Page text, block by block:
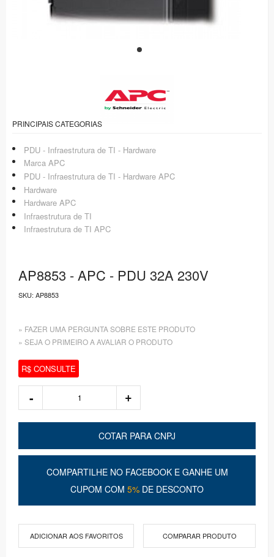
PRINCIPAIS CATEGORIAS
PDU - Infraestrutura de TI - Hardware
Marca APC
PDU - Infraestrutura de TI - Hardware APC
Hardware
Hardware APC
Infraestrutura de TI
Infraestrutura de TI APC
AP8853 - APC - PDU 32A 230V
SKU: AP8853
» FAZER UMA PERGUNTA SOBRE ESTE PRODUTO
» SEJA O PRIMEIRO A AVALIAR O PRODUTO
R$ CONSULTE
COTAR PARA CNPJ
COMPARTILHE NO FACEBOOK E GANHE UM
CUPOM COM 5% DE DESCONTO
ADICIONAR AOS FAVORITOS COMPARAR PRODUTO